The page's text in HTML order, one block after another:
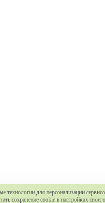
технологии для персонализации
сохранение cookie в настройках своего